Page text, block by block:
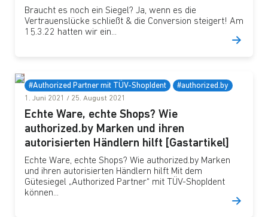
Braucht es noch ein Siegel? Ja, wenn es die
Vertrauenslücke schließt & die Conversion steigert! Am
15.3.22 hatten wir ein...
#Authorized Partner mit TÜV-ShopIdent #authorized.by
1. Juni 2021 / 25. August 2021
Echte Ware, echte Shops? Wie
authorized.by Marken und ihren
autorisierten Händlern hilft [Gastartikel]
Echte Ware, echte Shops? Wie authorized.by Marken
und ihren autorisierten Händlern hilft Mit dem
Gütesiegel „Authorized Partner“ mit TÜV-ShopIdent
können...